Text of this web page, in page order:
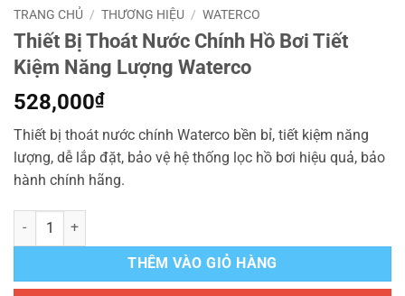
TRANG CHỦ / THƯƠNG HIỆU / WATERCO
Thiết Bị Thoát Nước Chính Hồ Bơi Tiết
Kiệm Năng Lượng Waterco
528,000₫
Thiết bị thoát nước chính Waterco bền bỉ, tiết kiệm năng
lượng, dễ lắp đặt, bảo vệ hệ thống lọc hồ bơi hiệu quả, bảo
hành chính hãng.
Thiết Bị Thoát Nước Chính Hồ Bơi Tiết Kiệm Năng Lượng Waterco
THÊM VÀO GIỎ HÀNG